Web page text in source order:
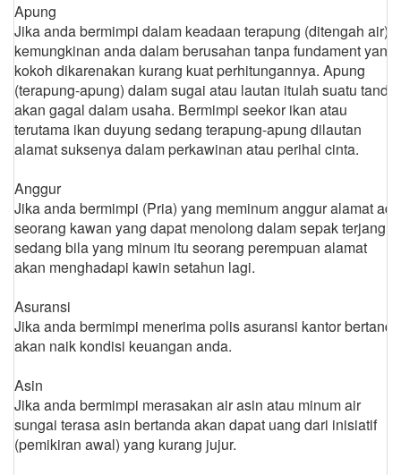
Apung
Jika anda bermimpi dalam keadaan terapung (ditengah air)
kemungkinan anda dalam berusahan tanpa fundament yang
kokoh dikarenakan kurang kuat perhitungannya. Apung
(terapung-apung) dalam sugai atau lautan itulah suatu tanda
akan gagal dalam usaha. Bermimpi seekor ikan atau
terutama ikan duyung sedang terapung-apung dilautan
alamat suksenya dalam perkawinan atau perihal cinta.
Anggur
Jika anda bermimpi (Pria) yang meminum anggur alamat ada
seorang kawan yang dapat menolong dalam sepak terjang,
sedang bila yang minum itu seorang perempuan alamat
akan menghadapi kawin setahun lagi.
Asuransi
Jika anda bermimpi menerima polis asuransi kantor bertanda
akan naik kondisi keuangan anda.
Asin
Jika anda bermimpi merasakan air asin atau minum air
sungai terasa asin bertanda akan dapat uang dari inisiatif
(pemikiran awal) yang kurang jujur.